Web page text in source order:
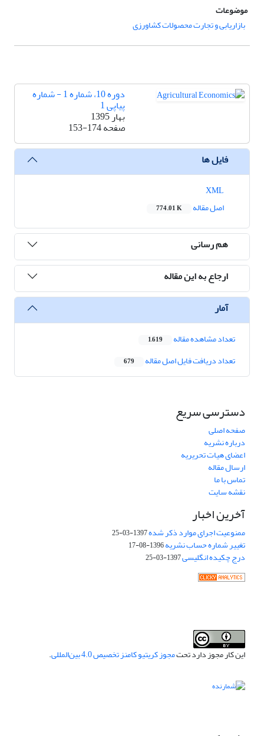
موضوعات
بازاریابی و تجارت محصولات کشاورزی
دوره 10، شماره 1 - شماره
پیاپی 1
بهار 1395
صفحه153-174
فایل ها
اصل مقاله
774.01 K
هم رسانی
ارجاع به این مقاله
آمار
تعداد مشاهده مقاله 1,619
تعداد دریافت فایل اصل مقاله 679
دسترسی سریع
صفحه اصلی
درباره نشریه
اعضای هیات تحریریه
ارسال مقاله
تماس با ما
نقشه سایت
آخرین اخبار
ممنوعیت اجرای موارد ذکر شده1397-03-25
تغییر شماره حساب نشریه1396-08-17
درج چکیده انگلیسی1397-03-25
این کار مجوز دارد تحتمجوز کریتیو کامنز تخصیص 4.0 بین‌المللی .